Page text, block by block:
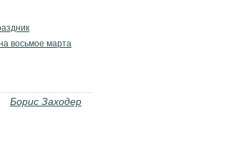
восьмое марта
Борис Заходер